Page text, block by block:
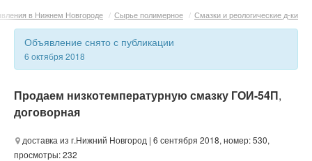
Услуги
Еще
в Нижнем Новгороде / Сырье полимерное / Смазки и реологические д-ки
Объявление снято с публикации
6 октября 2018
Продаем низкотемпературную смазку ГОИ-54П,
договорная
доставка из г.Нижний Новгород | 6 сентября 2018, номер: 530,
просмотры: 232